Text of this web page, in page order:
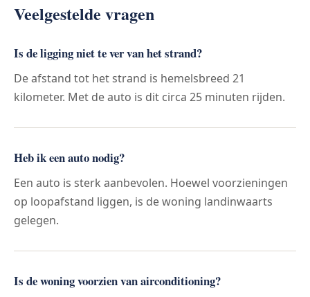
Veelgestelde vragen
Is de ligging niet te ver van het strand?
De afstand tot het strand is hemelsbreed 21
kilometer. Met de auto is dit circa 25 minuten rijden.
Heb ik een auto nodig?
Een auto is sterk aanbevolen. Hoewel voorzieningen
op loopafstand liggen, is de woning landinwaarts
gelegen.
Is de woning voorzien van airconditioning?